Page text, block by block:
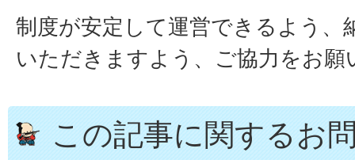
制度が安定して運営できるよう、
いただきますよう、ご協力をお願
この記事に関するお